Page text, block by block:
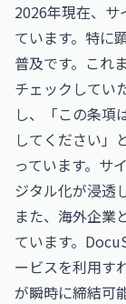
2026年現在、
ています。特に
普及です。これ
チェックしてい
し、「この条項
してください」
っています。サ
ジタル化が浸透
また、海外企業
ています。
ービスを利用す
が瞬時に締結可